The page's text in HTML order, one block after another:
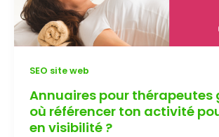
SEO site web
Annuaires pour thérapeutes
où référencer ton activité
en visibilité ?